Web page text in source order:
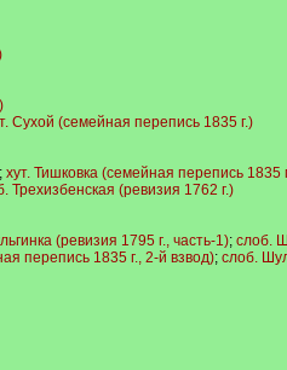
Сухой (семейная перепись 1835 г.)
хут. Тишковка (семейная перепись 1835
Трехизбенская (ревизия 1762 г.)
(ревизия 1795 г., часть-1); слоб.
перепись 1835 г., 2-й взвод); слоб.